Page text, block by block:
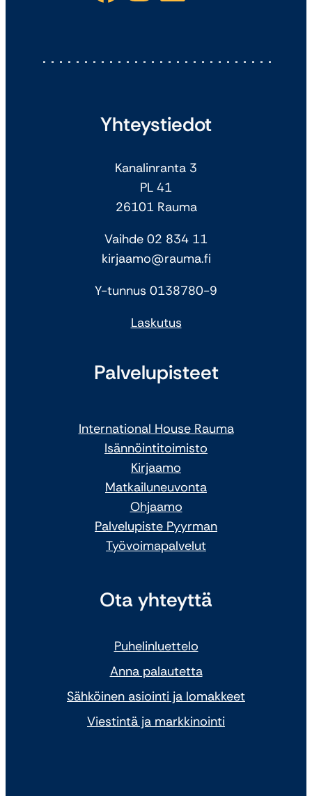
Yhteystiedot
Kanalinranta 3
PL 41
26101 Rauma
Vaihde 02 834 11
kirjaamo@rauma.fi
Y-tunnus 0138780-9
Laskutus
Palvelupisteet
International House Rauma
Isännöintitoimisto
Kirjaamo
Matkailuneuvonta
Ohjaamo
Palvelupiste Pyyrman
Työvoimapalvelut
Ota yhteyttä
Puhelinluettelo
Anna palautetta
Sähköinen asiointi ja lomakkeet
Viestintä ja markkinointi